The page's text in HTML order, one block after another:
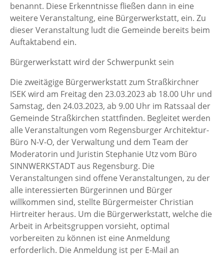
benannt. Diese Erkenntnisse fließen dann in eine
weitere Veranstaltung, eine Bürgerwerkstatt, ein. Zu
dieser Veranstaltung ludt die Gemeinde bereits beim
Auftaktabend ein.
Bürgerwerkstatt wird der Schwerpunkt sein
Die zweitägige Bürgerwerkstatt zum Straßkirchner
ISEK wird am Freitag den 23.03.2023 ab 18.00 Uhr und
Samstag, den 24.03.2023, ab 9.00 Uhr im Ratssaal der
Gemeinde Straßkirchen stattfinden. Begleitet werden
alle Veranstaltungen vom Regensburger Architektur-
Büro N-V-O, der Verwaltung und dem Team der
Moderatorin und Juristin Stephanie Utz vom Büro
SINNWERKSTADT aus Regensburg. Die
Veranstaltungen sind offene Veranstaltungen, zu der
alle interessierten Bürgerinnen und Bürger
willkommen sind, stellte Bürgermeister Christian
Hirtreiter heraus. Um die Bürgerwerkstatt, welche die
Arbeit in Arbeitsgruppen vorsieht, optimal
vorbereiten zu können ist eine Anmeldung
erforderlich. Die Anmeldung ist per E-Mail an